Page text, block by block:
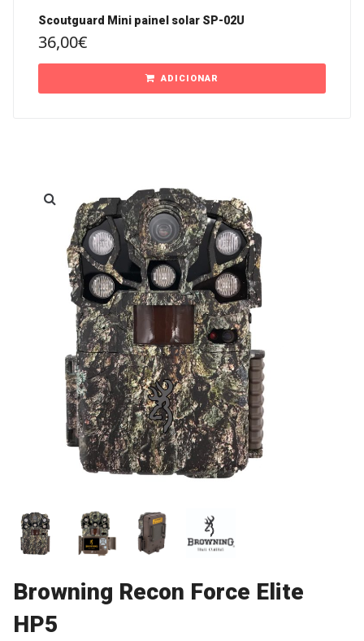
Scoutguard Mini painel solar SP-02U
36,00€
ADICIONAR
Browning Recon Force Elite
HP5